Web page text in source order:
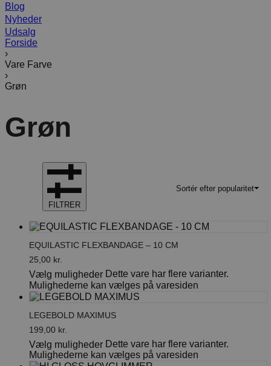
Blog
Nyheder
Udsalg
Forside
›
Vare Farve
›
Grøn
Grøn
Sortér efter popularitet
FILTRER
EQUILASTIC FLEXBANDAGE – 10 CM
25,00 kr.
Vælg muligheder Dette vare har flere varianter.
Mulighederne kan vælges på varesiden
LEGEBOLD MAXIMUS
199,00 kr.
Vælg muligheder Dette vare har flere varianter.
Mulighederne kan vælges på varesiden